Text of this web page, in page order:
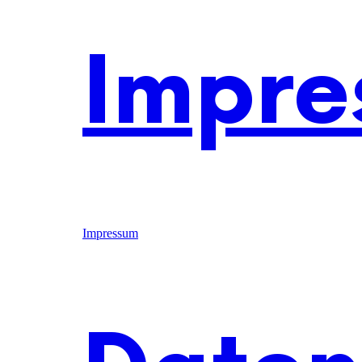
Impressum